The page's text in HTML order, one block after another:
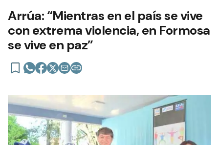
Arrúa: “Mientras en el país se vive
con extrema violencia, en Formosa
se vive en paz”